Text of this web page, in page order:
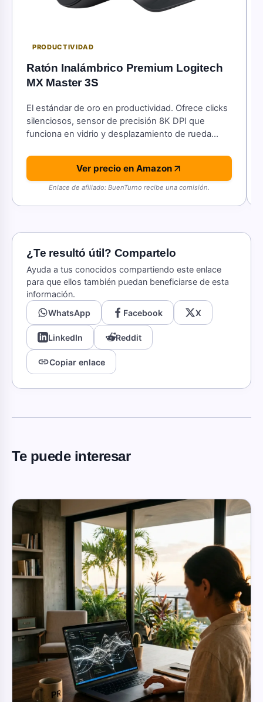
PRODUCTIVIDAD
Ratón Inalámbrico Premium Logitech
MX Master 3S
El estándar de oro en productividad. Ofrece clicks
silenciosos, sensor de precisión 8K DPI que
funciona en vidrio y desplazamiento de rueda
Ver precio en Amazon
Enlace de afiliado: BuenTurno recibe una comisión.
¿Te resultó útil? Compartelo
Ayuda a tus conocidos compartiendo este enlace
para que ellos también puedan beneficiarse de esta
información.
WhatsApp
Facebook X
LinkedIn Reddit
linkCopiar enlace
Te puede interesar